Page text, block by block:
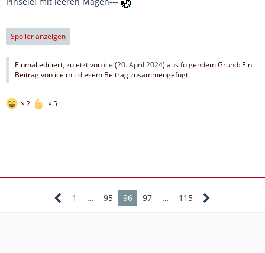
Spoiler anzeigen
Einmal editiert, zuletzt von ice (20. April 2024) aus folgendem Grund: Ein
Beitrag von ice mit diesem Beitrag zusammengefügt.
2 5
1 … 95 96 97 … 115